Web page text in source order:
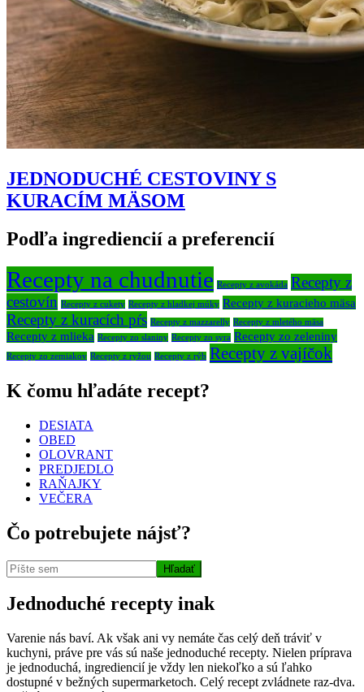
JEDNODUCHÉ CESTOVINY S
KURACÍM MÄSOM
Podľa ingrediencií a preferencií
Recepty na chudnutie Recepty z avokáda Recepty z
cestovín Recepty z cukety Recepty z hladkej múky Recepty z kuracieho mäsa
Recepty z kuracích pŕs Recepty z mazzarelly Recepty z mletého mäsa
Recepty z mlieka Recepty zo slaniny Recepty zo syra Recepty zo zeleniny
Recepty zo zemiakov Recepty z ryžou Recepty z rýb Recepty z vajíčok
K čomu hľadáte recept?
DESIATA
OBED
OLOVRANT
PREDJEDLO
RAŇAJKY
VEČERA
Čo potrebujete nájsť?
Jednoduché recepty inak
Varenie nás baví. Ak však ani vy nemáte čas celý deň tráviť v
kuchyni, práve pre vás sú naše jednoduché recepty. Nielen príprava
je jednoduchá, ingrediencií je vždy len niekoľko a sú ľahko
dostupné v bežných supermarketoch. Celý recept zvládnete raz-dva.